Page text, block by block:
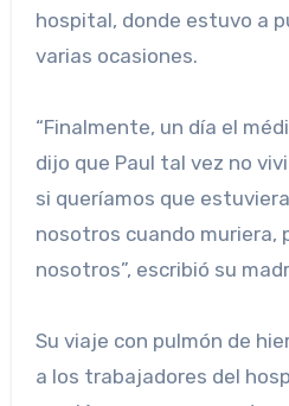
hospital, donde estuvo a
varias ocasiones.
“Finalmente, un día el
dijo que Paul tal vez no
si queríamos que
nosotros cuando muriera,
nosotros”, escribió su
Su viaje con pulmón de
a los trabajadores del